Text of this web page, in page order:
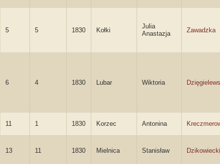
5 5 1830 Kołki
Julia
Anastazja
Zawadzka
6 4 1830 Lubar Wiktoria
11 1 1830 Korzec Antonina
13 11 1830 Mielnica Stanisław Dzikowiecki